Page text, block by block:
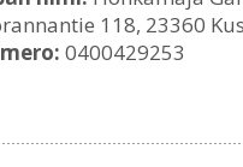
118, 23360
0400429253